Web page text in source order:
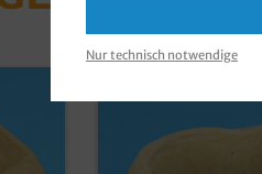
Nur technisch notwendige